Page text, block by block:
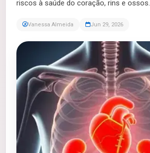
riscos à saúde do coração, rins e ossos.
Vanessa Almeida Jun 29, 2026